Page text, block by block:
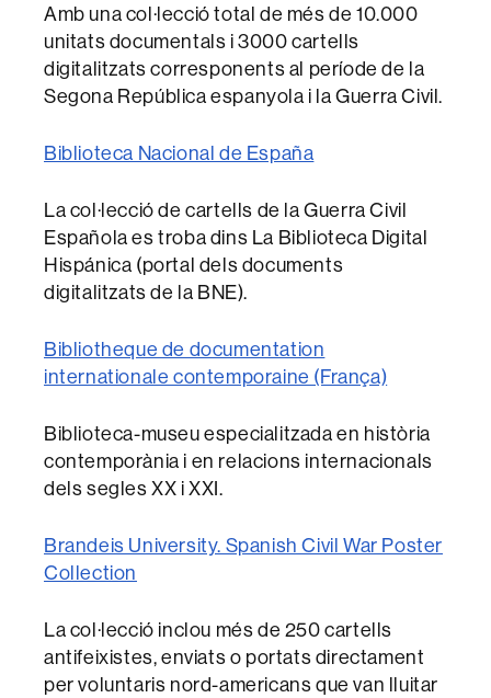
Amb una col·lecció total de més de 10.000
unitats documentals i 3000 cartells
digitalitzats corresponents al període de la
Segona República espanyola i la Guerra Civil.
Biblioteca Nacional de España
La col·lecció de cartells de la Guerra Civil
Española es troba dins La Biblioteca Digital
Hispánica (portal dels documents
digitalitzats de la BNE).
Bibliotheque de documentation
internationale contemporaine (França)
Biblioteca-museu especialitzada en història
contemporània i en relacions internacionals
dels segles XX i XXI.
Brandeis University. Spanish Civil War Poster
Collection
La col·lecció inclou més de 250 cartells
antifeixistes, enviats o portats directament
per voluntaris nord-americans que van lluitar